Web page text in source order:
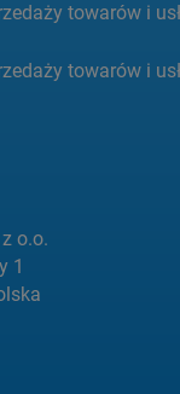
towarów i
towarów i
o.o.
1